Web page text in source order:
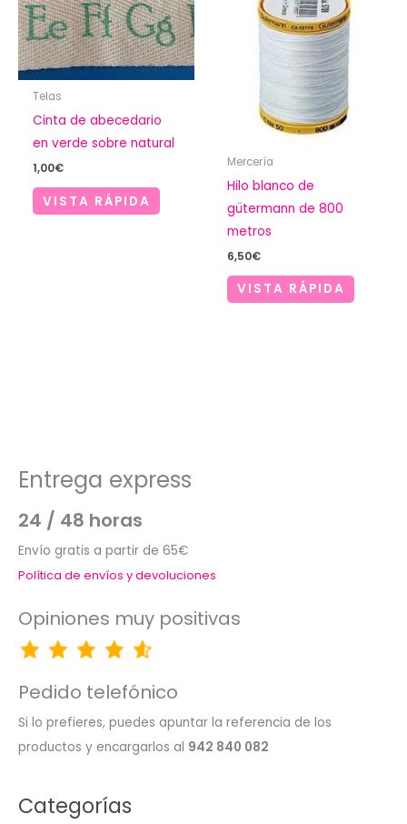
Telas
Cinta de abecedario
en verde sobre natural
1,00€
VISTA RÁPIDA
Mercería
Hilo blanco de
gütermann de 800
metros
6,50€
VISTA RÁPIDA
Entrega express
24 / 48 horas
Envío gratis a partir de 65€
Política de envíos y devoluciones
Opiniones muy positivas
Pedido telefónico
Si lo prefieres, puedes apuntar la referencia de los
productos y encargarlos al 942 840 082
Categorías